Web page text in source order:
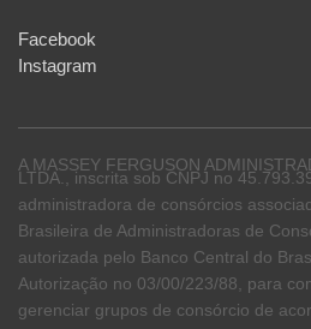
Facebook
Instagram
A MASSEY FERGUSON
LTDA., inscrita sob CNPJ no
administradora de consórcios
Brasileira de Administradoras de
autorizada pelo Banco Central do
Autorização no 03/00/223/88, para
gerenciar grupos de consórcio de